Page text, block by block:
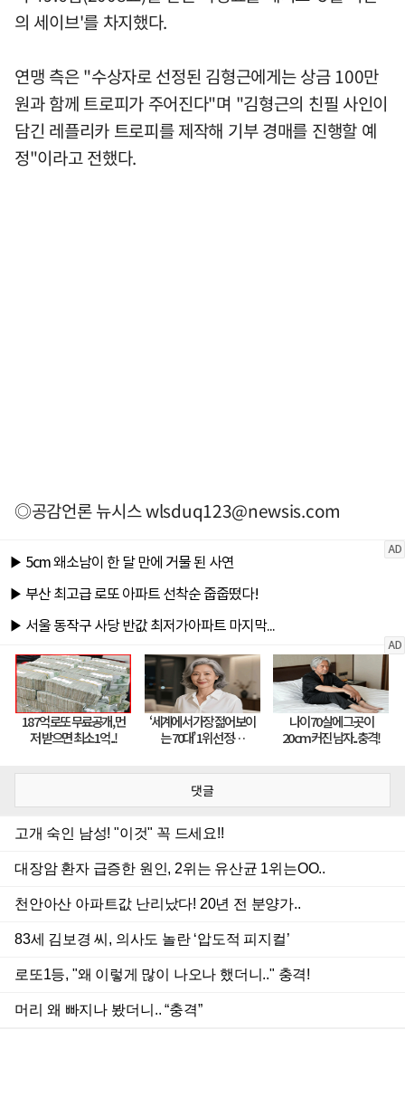
의 세이브'를 차지했다.
연맹 측은 "수상자로 선정된 김형근에게는 상금 100만
원과 함께 트로피가 주어진다"며 "김형근의 친필 사인이
담긴 레플리카 트로피를 제작해 기부 경매를 진행할 예
정"이라고 전했다.
◎공감언론 뉴시스wlsduq123@newsis.com
댓글